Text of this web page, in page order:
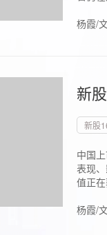
杨霞/
新
新股
中国
表现
值正
杨霞/